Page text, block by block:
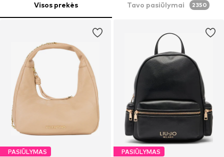
Visos prekės Tavo pasiūlymai 2350
PASIŪLYMAS PASIŪLYMAS